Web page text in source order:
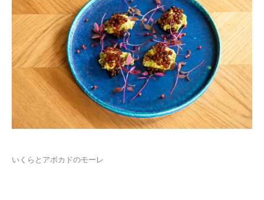
いくらとアボカドのモーレ